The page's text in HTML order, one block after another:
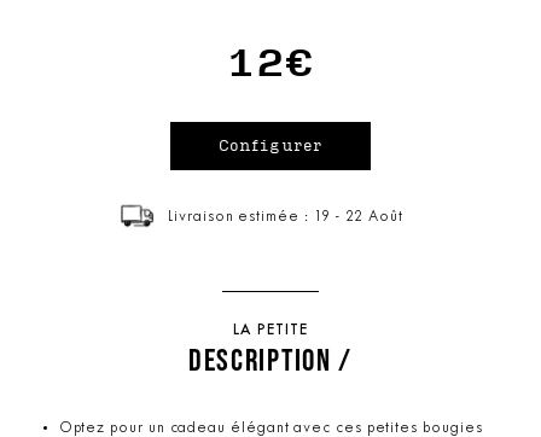
12€
Livraison estimée : 19 - 22 Août
LA PETITE
DESCRIPTION /
Optez pour un cadeau élégant avec ces petites bougies